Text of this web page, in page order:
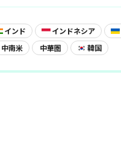
みやげ
インド インドネシア
中南米 中華圏 韓国